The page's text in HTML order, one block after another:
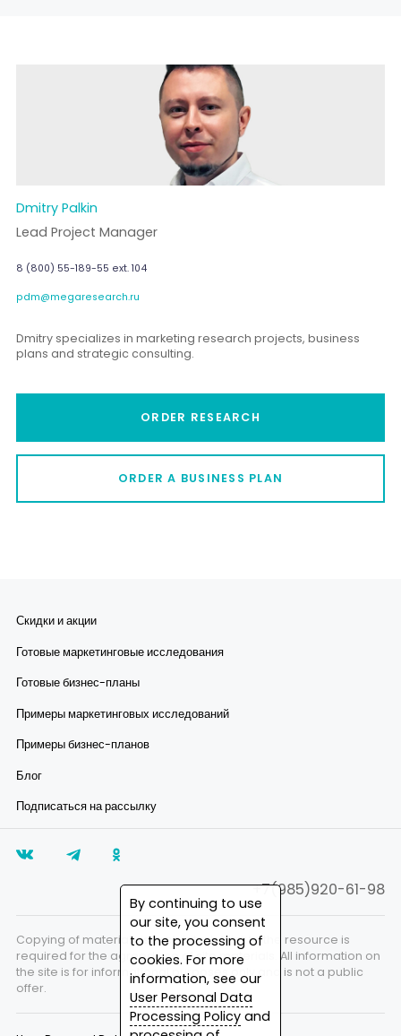
Dmitry Palkin
Lead Project Manager
8 (800) 55-189-55 ext. 104
pdm@megaresearch.ru
Dmitry specializes in marketing research projects, business
plans and strategic consulting.
ORDER RESEARCH
ORDER A BUSINESS PLAN
Скидки и акции
Готовые маркетинговые исследования
Готовые бизнес-планы
Примеры маркетинговых исследований
Примеры бизнес-планов
Блог
Подписаться на рассылку
+7(985)920-61-98
Copying of materials is prohibited. A link to the resource is
required for the agreed use of site materials. All information on
the site is for informational purposes only and is not a public
offer.
By continuing to use
our site, you consent
to the processing of
cookies. For more
information, see our
User Personal Data
Processing Policy and